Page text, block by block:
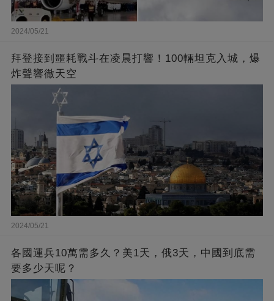
2024/05/21
拜登接到噩耗戰斗在凌晨打響！100輛坦克入城，爆
炸聲響徹天空
2024/05/21
各國運兵10萬需多久？美1天，俄3天，中國到底需
要多少天呢？